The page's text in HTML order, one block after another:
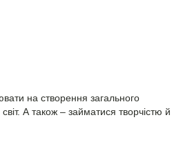
на створення загального
А також – займатися творчістю й